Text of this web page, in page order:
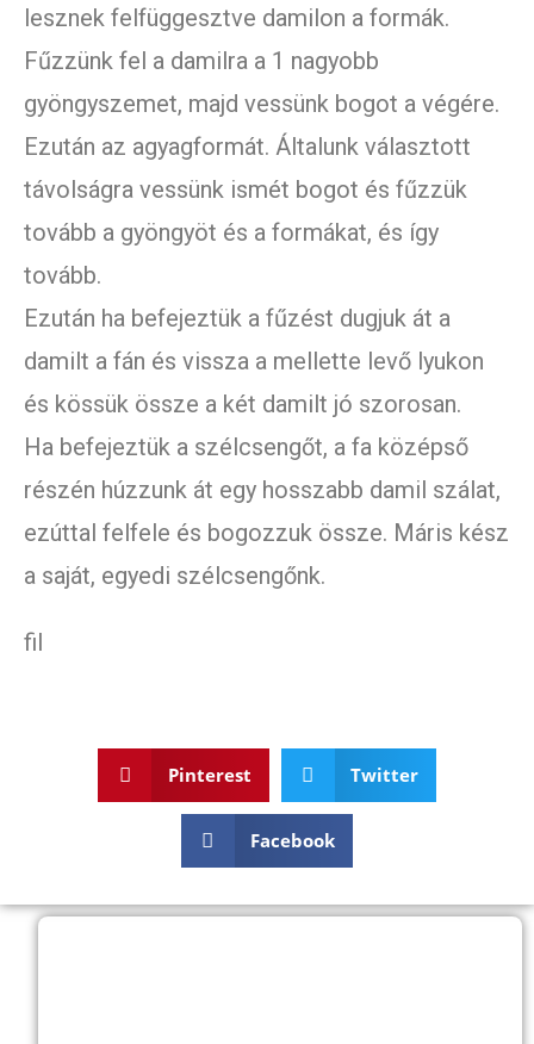
lesznek felfüggesztve damilon a formák.
Fűzzünk fel a damilra a 1 nagyobb
gyöngyszemet, majd vessünk bogot a végére.
Ezután az agyagformát. Általunk választott
távolságra vessünk ismét bogot és fűzzük
tovább a gyöngyöt és a formákat, és így
tovább.
Ezután ha befejeztük a fűzést dugjuk át a
damilt a fán és vissza a mellette levő lyukon
és kössük össze a két damilt jó szorosan.
Ha befejeztük a szélcsengőt, a fa középső
részén húzzunk át egy hosszabb damil szálat,
ezúttal felfele és bogozzuk össze. Máris kész
a saját, egyedi szélcsengőnk.
fil
Pinterest Twitter
Facebook